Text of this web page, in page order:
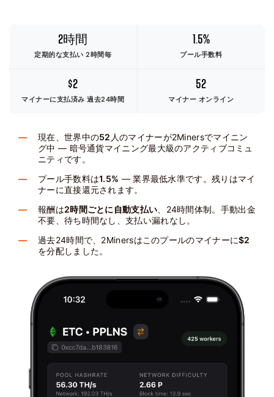
2時間
定期的な支払い 2時間毎
1.5%
プール手数料
$2
マイナーに支払済み過去24時間
52
マイナー オンライン
現在、世界中の52 人のマイナーが2Minersでマイニン
グ中 — 暗号通貨マイニング最大級のアクティブコミュ
ニティです。
プール手数料は1.5% — 業界最低水準です。残りはマイ
ナーに直接還元されます。
報酬は2時間ごとに自動支払い 、24時間体制。手動出金
不要、待ち時間なし、支払い漏れなし。
過去24時間で、2Minersはこのプールのマイナーに$2
を分配しました。